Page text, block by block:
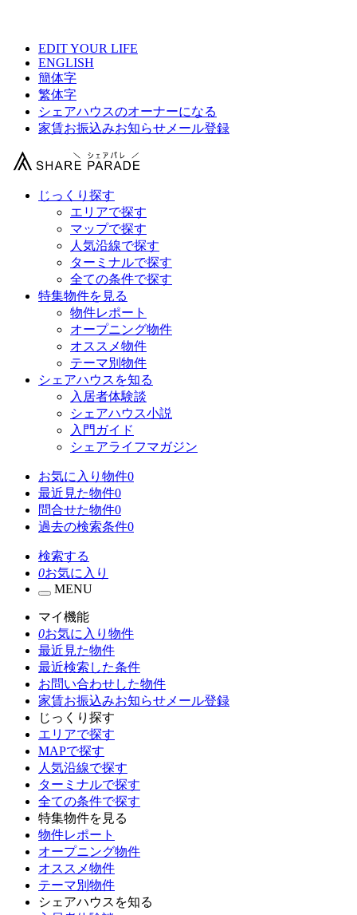
EDIT YOUR LIFE
ENGLISH
簡体字
繁体字
シェアハウスのオーナーになる
家賃お振込みお知らせメール登録
じっくり探す
エリアで探す
マップで探す
人気沿線で探す
ターミナルで探す
全ての条件で探す
特集物件を見る
物件レポート
オープニング物件
オススメ物件
テーマ別物件
シェアハウスを知る
入居者体験談
シェアハウス小説
入門ガイド
シェアライフマガジン
お気に入り物件0
最近見た物件0
問合せた物件0
過去の検索条件0
検索する
0お気に入り
MENU
マイ機能
0お気に入り物件
最近見た物件
最近検索した条件
お問い合わせした物件
家賃お振込みお知らせメール登録
じっくり探す
エリアで探す
MAPで探す
人気沿線で探す
ターミナルで探す
全ての条件で探す
特集物件を見る
物件レポート
オープニング物件
オススメ物件
テーマ別物件
シェアハウスを知る